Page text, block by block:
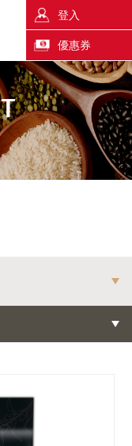
登入
優惠券